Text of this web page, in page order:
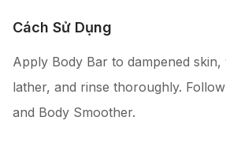
Cách Sử Dụng
Apply Body Bar to dampened
lather, and rinse thoroughly.
and Body Smoother.